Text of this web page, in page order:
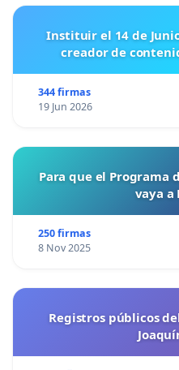
Instituir el 14 de
creador de
344 firmas
19 Jun 2026
Para que el Programa
vaya a
250 firmas
8 Nov 2025
Registros públicos